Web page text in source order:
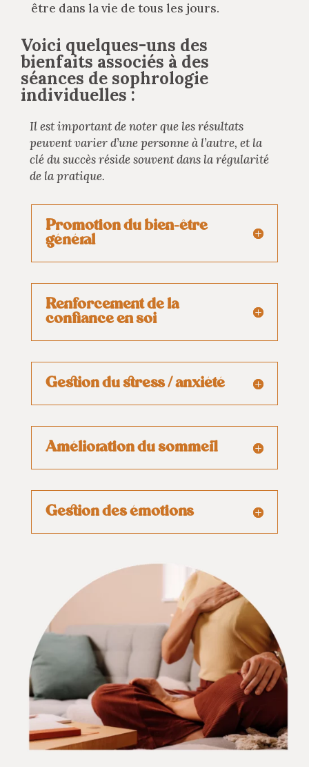
être dans la vie de tous les jours.
Voici quelques-uns des
bienfaits associés à des
séances de sophrologie
individuelles :
Il est important de noter que les résultats
peuvent varier d’une personne à l’autre, et la
clé du succès réside souvent dans la régularité
de la pratique.
Promotion du bien-être
général
Renforcement de la
confiance en soi
Gestion du stress / anxiété
Amélioration du sommeil
Gestion des émotions